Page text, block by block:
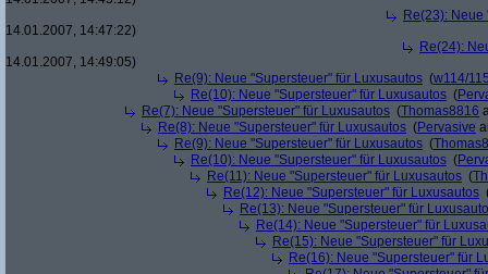
Re(23):
14.01.2007, 14:47:22)
Re(24):
14.01.2007, 14:49:05)
Re(9): Neue "Supersteuer" für Luxusautos (w114/
Re(10): Neue "Supersteuer" für Luxusautos (
Re(7): Neue "Supersteuer" für Luxusautos (Thomas8816
Re(8): Neue "Supersteuer" für Luxusautos (Pervasive
Re(9): Neue "Supersteuer" für Luxusautos (
Re(10): Neue "Supersteuer" für Luxusautos (
Re(11): Neue "Supersteuer" für Luxusautos (
Re(12): Neue "Supersteuer" für Luxusautos
Re(13): Neue "Supersteuer" für
Re(14): Neue "Supersteuer" für
Re(15): Neue "Supersteuer" für
Re(16): Neue "Supersteuer" für